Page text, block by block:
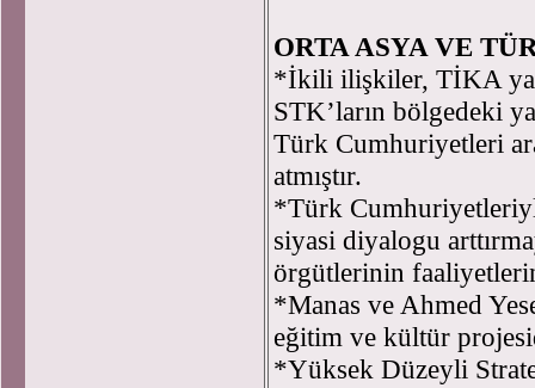
ORTA ASYA VE
*İkili ilişkiler, TİKA
STK’ların bölgedeki
Türk Cumhuriyetleri
atmıştır.
*Türk
siyasi diyalogu
örgütlerinin
*Manas ve Ahmed
eğitim ve kültür
*Yüksek Düzeyli